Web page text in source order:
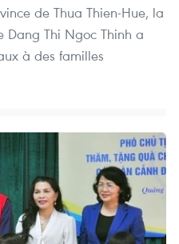
de Thua Thien-Hue, la
Dang Thi Ngoc Thinh a
à des familles